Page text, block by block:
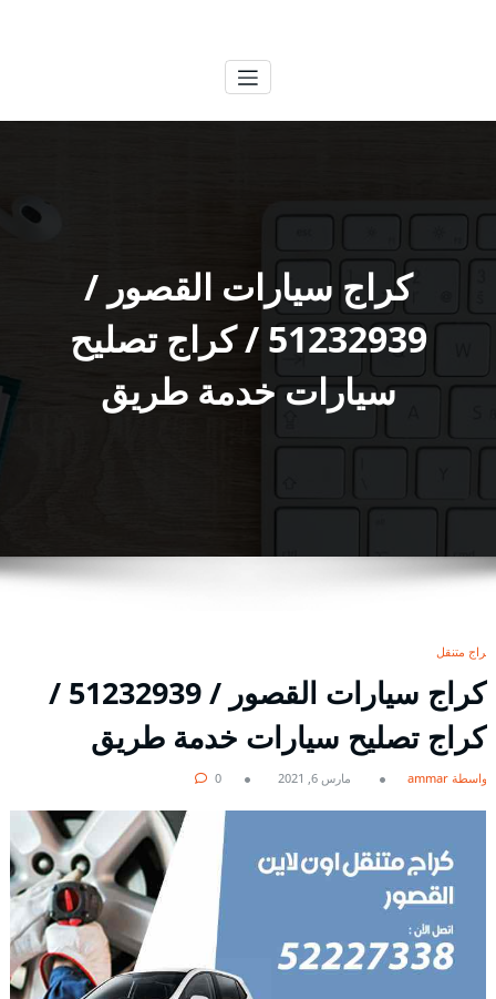
كراج سيارات القصور /
51232939‬ / كراج تصليح
سيارات خدمة طريق
كراج متنقل
كراج سيارات القصور / 51232939‬ /
كراج تصليح سيارات خدمة طريق
بواسطة ammar مارس 6, 2021 0